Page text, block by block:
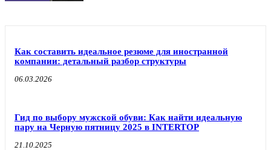
Как составить идеальное резюме для иностранной
компании: детальный разбор структуры
06.03.2026
Гид по выбору мужской обуви: Как найти идеальную
пару на Черную пятницу 2025 в INTERTOP
21.10.2025